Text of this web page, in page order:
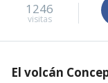
1246
visitas
El volcán